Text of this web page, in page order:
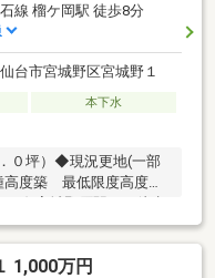
石線 榴ケ岡駅 徒歩8分
台市宮城野区宮城野１
本下水
０坪）◆現況更地(一部
度築 最低限度高度地
歩約17分◆建築条件は
頂けます！◆詳細は担
1,000万円